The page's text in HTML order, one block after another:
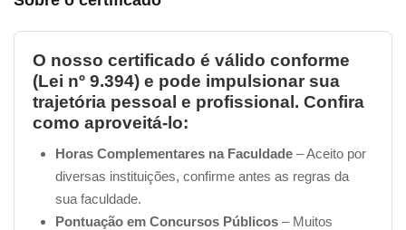
nenhum deles).
Essa taxa pode ser paga via boleto, cartão de crédito ou
PIX, conforme a sua preferência.
2. Quanto tempo dura um Curso de
Nutrição para celíacos?
O nosso certificado é válido conforme
(Lei nº 9.394) e pode impulsionar sua
trajetória pessoal e profissional. Confira
como aproveitá-lo:
Horas Complementares na Faculdade – Aceito por
diversas instituições, confirme antes as regras da
sua faculdade.
Pontuação em Concursos Públicos – Muitos